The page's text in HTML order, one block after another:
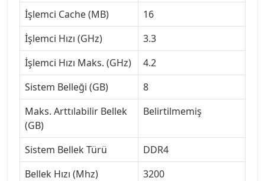
İşlemci Cache (MB)
16
İşlemci Hızı (GHz)
3.3
İşlemci Hızı Maks. (GHz)
4.2
Sistem Belleği (GB)
8
Maks. Arttılabilir Bellek
(GB)
Belirtilmemiş
Sistem Bellek Türü
DDR4
Bellek Hızı (Mhz)
3200